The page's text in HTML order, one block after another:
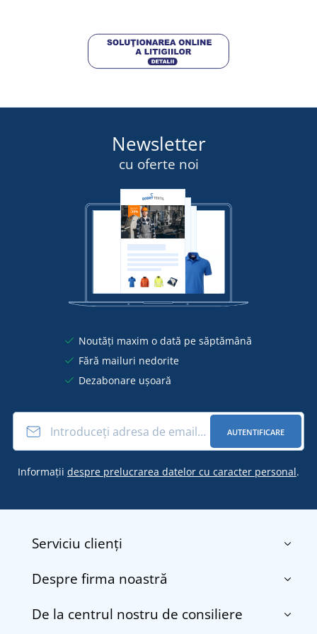
Newsletter
cu oferte noi
Noutăți maxim o dată pe săptămână
Fără mailuri nedorite
Dezabonare ușoară
AUTENTIFICARE
Informații despre prelucrarea datelor cu caracter personal.
Serviciu clienți
Contact
Transport și plată
Despre firma noastră
Despre noi
De la centrul nostru de consiliere